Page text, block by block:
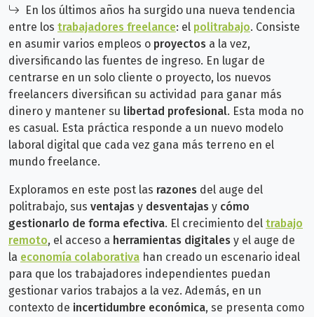
En los últimos años ha surgido una nueva tendencia
entre los trabajadores freelance: el politrabajo. Consiste
en asumir varios empleos o proyectos a la vez,
diversificando las fuentes de ingreso. En lugar de
centrarse en un solo cliente o proyecto, los nuevos
freelancers diversifican su actividad para ganar más
dinero y mantener su libertad profesional. Esta moda no
es casual. Esta práctica responde a un nuevo modelo
laboral digital que cada vez gana más terreno en el
mundo freelance.
Exploramos en este post las razones del auge del
politrabajo, sus ventajas y desventajas y cómo
gestionarlo de forma efectiva. El crecimiento del trabajo
remoto, el acceso a herramientas digitales y el auge de
la economía colaborativa han creado un escenario ideal
para que los trabajadores independientes puedan
gestionar varios trabajos a la vez. Además, en un
contexto de incertidumbre económica, se presenta como